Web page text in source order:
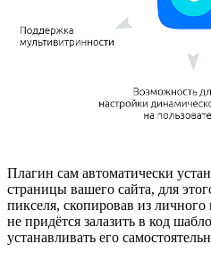
Плагин сам автоматически
страницы вашего сайта, для
пикселя, скопировав из
не придётся залазить в код
устанавливать его